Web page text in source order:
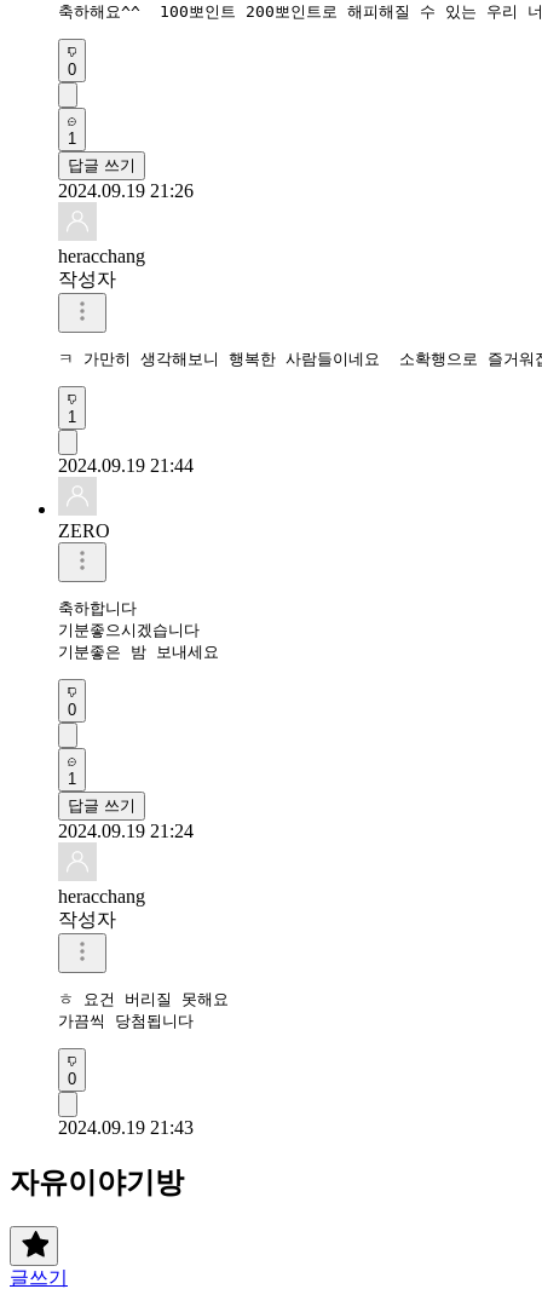
축하해요^^  100뽀인트 200뽀인트로 해피해질 수 있는 우리
0
1
답글 쓰기
2024.09.19 21:26
heracchang
작성자
ㅋ 가만히 생각해보니 행복한 사람들이네요  소확행으로 즐거워
1
2024.09.19 21:44
ZERO
축하합니다
기분좋으시겠습니다
기분좋은 밤 보내세요
0
1
답글 쓰기
2024.09.19 21:24
heracchang
작성자
ㅎ 요건 버리질 못해요
가끔씩 당첨됩니다
0
2024.09.19 21:43
자유이야기방
글쓰기